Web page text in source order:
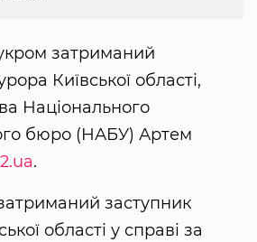
затриманий
Київської області,
Національного
бюро (НАБУ) Артем
.
заступник
області у справі за